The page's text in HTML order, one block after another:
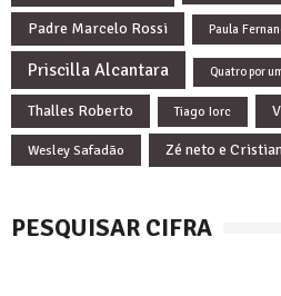
Padre Marcelo Rossi Paula
Priscilla Alcantara Quatro por
Thalles Roberto Tiago Iorc
Wesley Safadão Zé neto e
PESQUISAR CIFRA